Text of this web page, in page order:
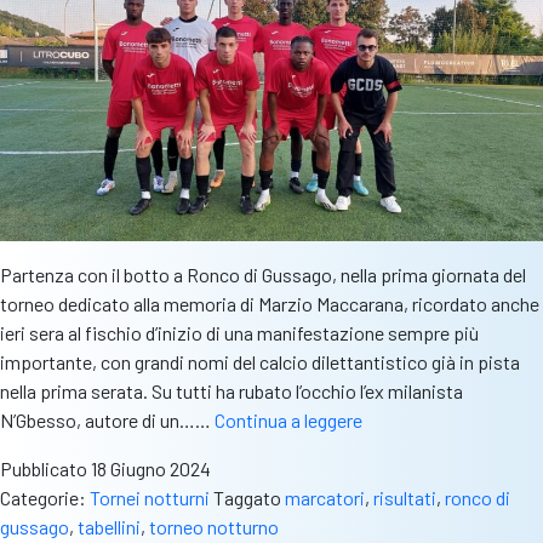
a
Partenza con il botto a Ronco di Gussago, nella prima giornata del
torneo dedicato alla memoria di Marzio Maccarana, ricordato anche
ieri sera al fischio d’inizio di una manifestazione sempre più
importante, con grandi nomi del calcio dilettantistico già in pista
nella prima serata. Su tutti ha rubato l’occhio l’ex milanista
N’Gbesso, autore di un…… Continua a leggereTorneo
partenza
Pubblicato 18 Giugno 2024
Categorie: Tornei notturni Taggato marcatori, risultati, ronco di
gussago, tabellini, torneo notturno